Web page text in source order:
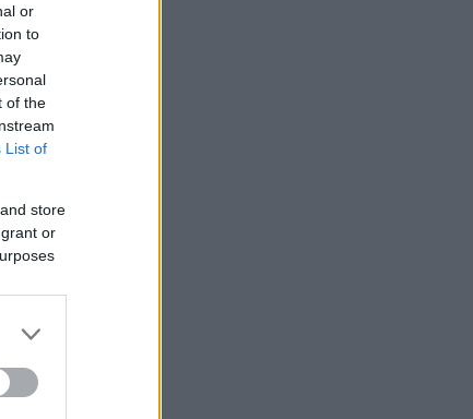
or
to
of the
List of
store
or